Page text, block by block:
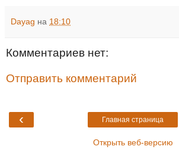
Dayag на 18:10
Комментариев нет:
Отправить комментарий
‹ Главная страница
Открыть веб-версию